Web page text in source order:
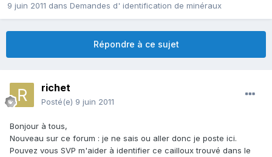
9 juin 2011 dans Demandes d' identification de minéraux
Répondre à ce sujet
richet
Posté(e) 9 juin 2011
Bonjour à tous,
Nouveau sur ce forum : je ne sais ou aller donc je poste ici.
Pouvez vous SVP m'aider à identifier ce cailloux trouvé dans le